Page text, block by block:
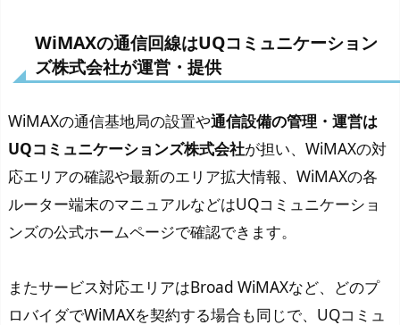
WiMAXの通信回線はUQコミュニケーション
ズ株式会社が運営・提供
WiMAXの通信基地局の設置や通信設備の管理・運営は
UQコミュニケーションズ株式会社が担い、WiMAXの対
応エリアの確認や最新のエリア拡大情報、WiMAXの各
ルーター端末のマニュアルなどはUQコミュニケーショ
ンズの公式ホームページで確認できます。
またサービス対応エリアはBroad WiMAXなど、どのプ
ロバイダでWiMAXを契約する場合も同じで、UQコミュ